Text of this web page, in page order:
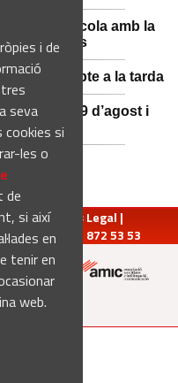
i de
seva
si
les o
de
si així
en
tenir en
web.
agrícola amb la
històriques
dissabte a la tarda
al 29 d’agost i
|Qui som Avís Legal |
| Tel.: 93 872 53 53